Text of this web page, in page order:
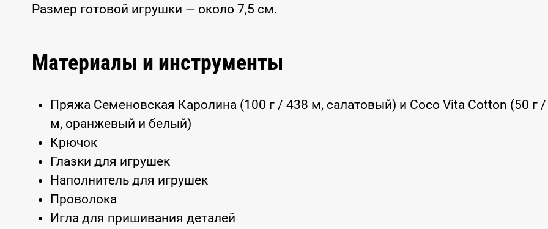
Размер готовой игрушки — около 7,5 см.
Материалы и инструменты
Пряжа Семеновская Каролина (100 г / 438 м, салатовый) и Coco Vita Cotton (50 г
м, оранжевый и белый)
Крючок
Глазки для игрушек
Наполнитель для игрушек
Проволока
Игла для пришивания деталей